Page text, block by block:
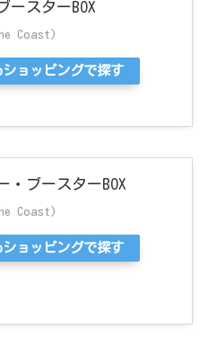
スターBOX
Coast)
ショッピングで探す
ブースターBOX
Coast)
ショッピングで探す